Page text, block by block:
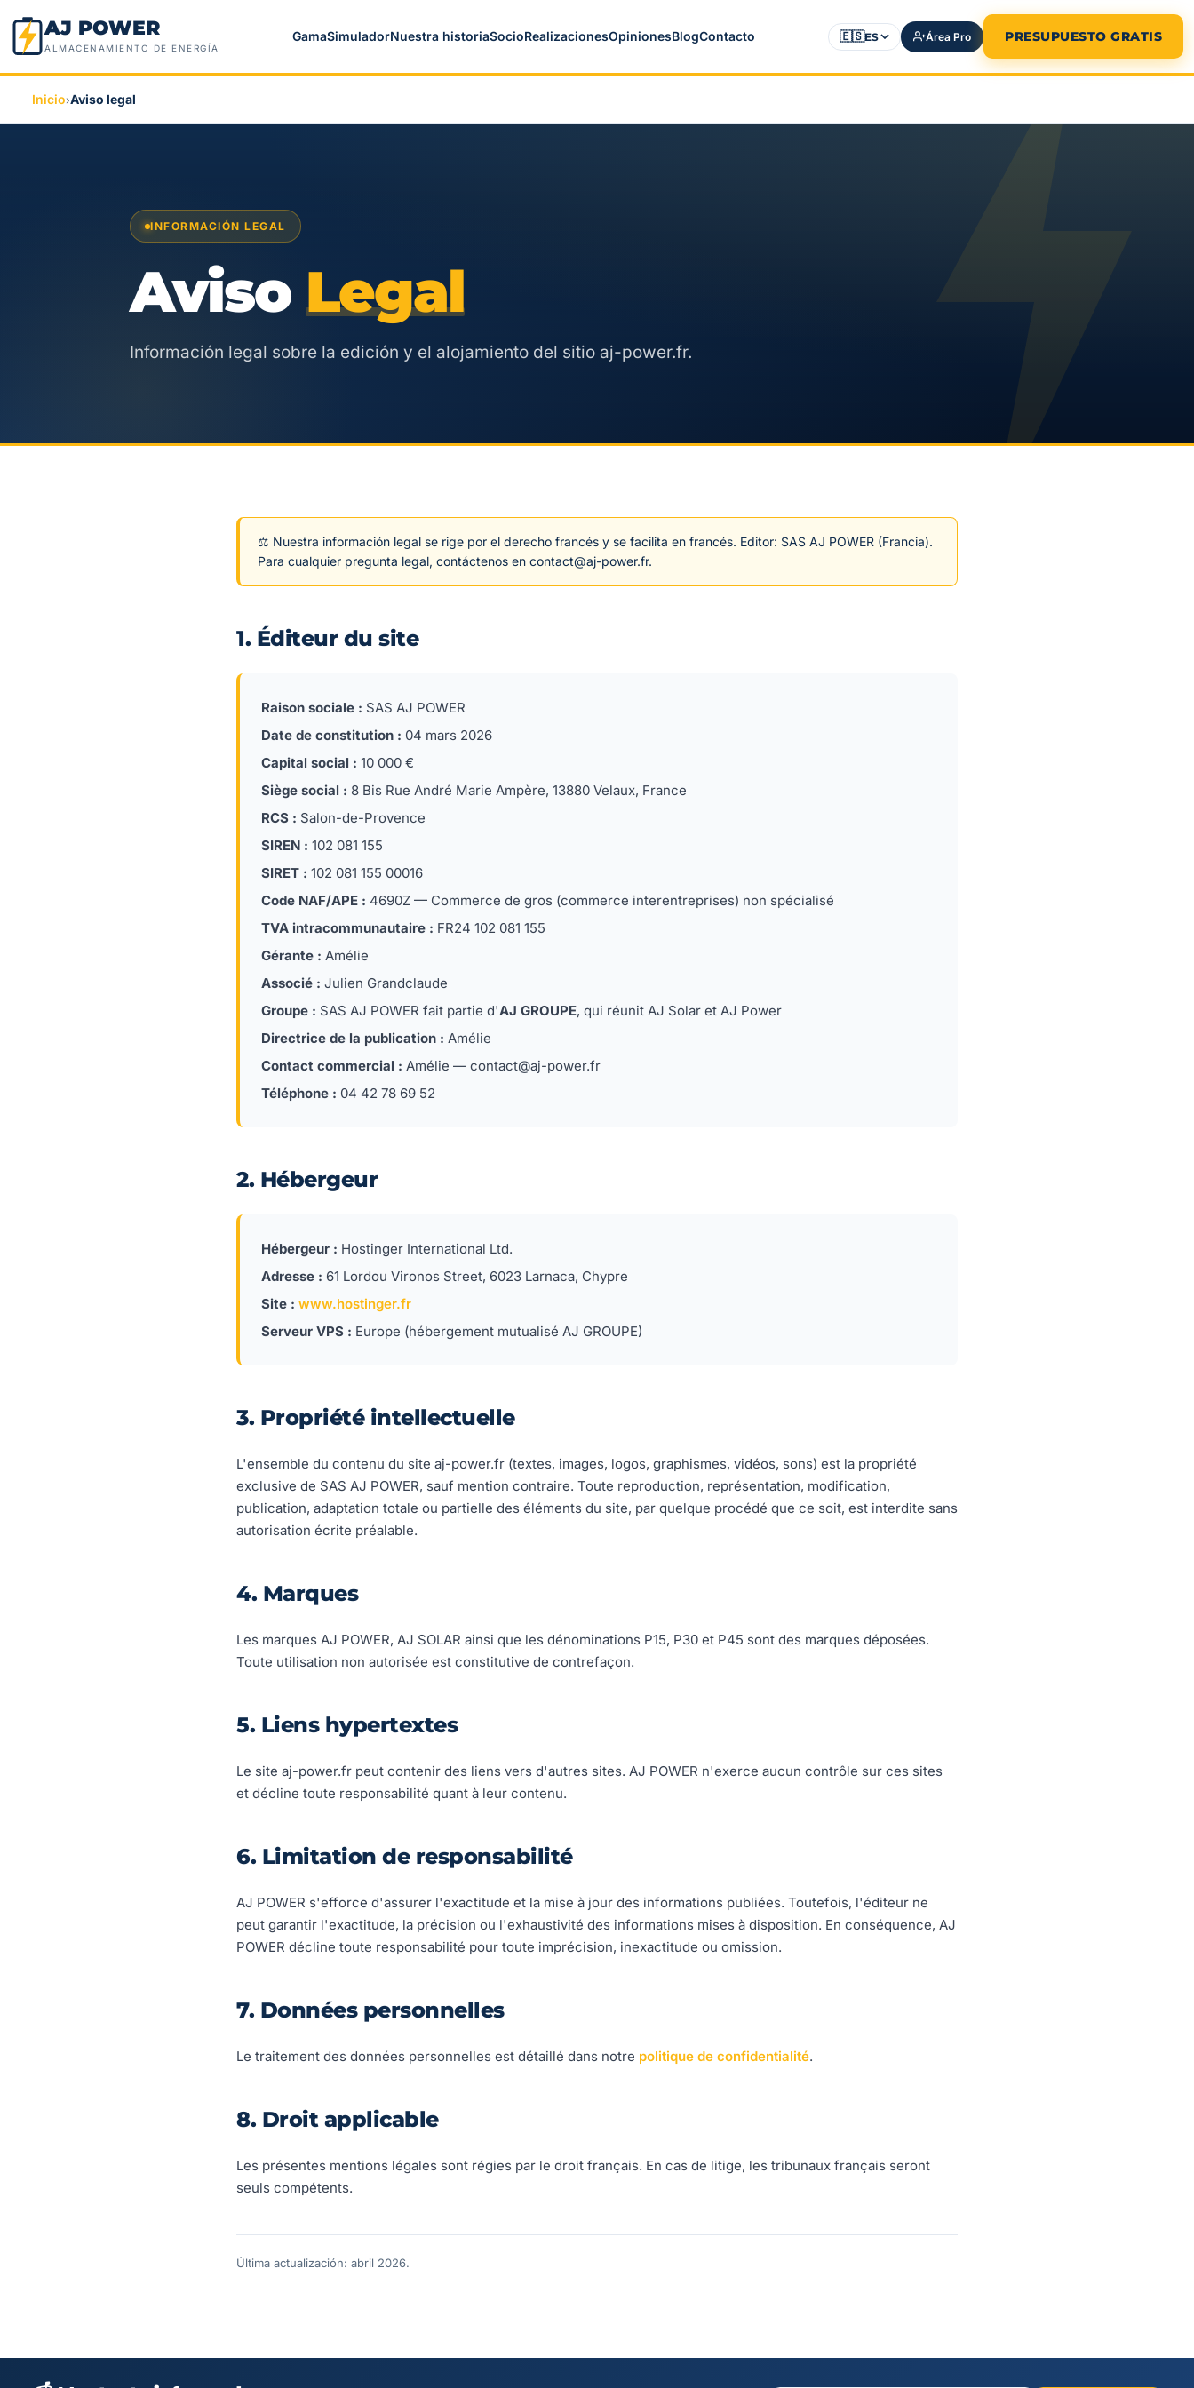
AJ POWER
ALMACENAMIENTO DE ENERGÍA
GamaSimuladorNuestra historiaSocioRealizacionesOpinionesBlogContacto 🇪🇸ES Área Pro PRESUPUESTO GRATIS
Inicio›Aviso legal
INFORMACIÓN LEGAL
Aviso Legal
Información legal sobre la edición y el alojamiento del sitio aj-power.fr.
⚖️ Nuestra información legal se rige por el derecho francés y se facilita en francés. Editor: SAS AJ POWER (Francia).
Para cualquier pregunta legal, contáctenos en contact@aj-power.fr.
1. Éditeur du site
Raison sociale : SAS AJ POWER
Date de constitution : 04 mars 2026
Capital social : 10 000 €
Siège social : 8 Bis Rue André Marie Ampère, 13880 Velaux, France
RCS : Salon-de-Provence
SIREN : 102 081 155
SIRET : 102 081 155 00016
Code NAF/APE : 4690Z — Commerce de gros (commerce interentreprises) non spécialisé
TVA intracommunautaire : FR24 102 081 155
Gérante : Amélie
Associé : Julien Grandclaude
Groupe : SAS AJ POWER fait partie d'AJ GROUPE, qui réunit AJ Solar et AJ Power
Directrice de la publication : Amélie
Contact commercial : Amélie — contact@aj-power.fr
Téléphone : 04 42 78 69 52
2. Hébergeur
Hébergeur : Hostinger International Ltd.
Adresse : 61 Lordou Vironos Street, 6023 Larnaca, Chypre
Site : www.hostinger.fr
Serveur VPS : Europe (hébergement mutualisé AJ GROUPE)
3. Propriété intellectuelle
L'ensemble du contenu du site aj-power.fr (textes, images, logos, graphismes, vidéos, sons) est la propriété
exclusive de SAS AJ POWER, sauf mention contraire. Toute reproduction, représentation, modification,
publication, adaptation totale ou partielle des éléments du site, par quelque procédé que ce soit, est interdite sans
autorisation écrite préalable.
4. Marques
Les marques AJ POWER, AJ SOLAR ainsi que les dénominations P15, P30 et P45 sont des marques déposées.
Toute utilisation non autorisée est constitutive de contrefaçon.
5. Liens hypertextes
Le site aj-power.fr peut contenir des liens vers d'autres sites. AJ POWER n'exerce aucun contrôle sur ces sites
et décline toute responsabilité quant à leur contenu.
6. Limitation de responsabilité
AJ POWER s'efforce d'assurer l'exactitude et la mise à jour des informations publiées. Toutefois, l'éditeur ne
peut garantir l'exactitude, la précision ou l'exhaustivité des informations mises à disposition. En conséquence, AJ
POWER décline toute responsabilité pour toute imprécision, inexactitude ou omission.
7. Données personnelles
Le traitement des données personnelles est détaillé dans notre politique de confidentialité.
8. Droit applicable
Les présentes mentions légales sont régies par le droit français. En cas de litige, les tribunaux français seront
seuls compétents.
Última actualización: abril 2026.